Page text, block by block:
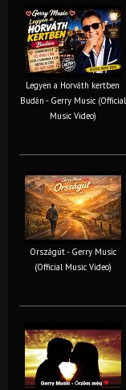
Legyen a Horváth kertben
Budán - Gerry Music (Official
Music Video)
Országút - Gerry Music
(Official Music Video)